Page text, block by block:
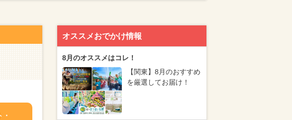
オススメおでかけ情報
8月のオススメはコレ！
【関東】8月のおすすめ
を厳選してお届け！